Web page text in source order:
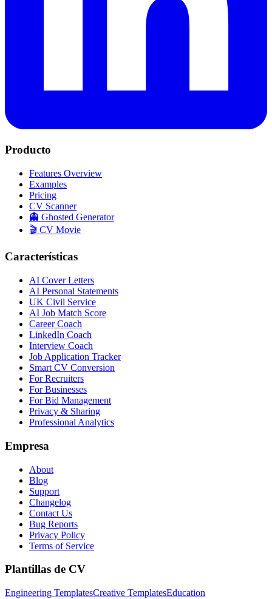
Producto
Features Overview
Examples
Pricing
CV Scanner
👻 Ghosted Generator
🎬 CV Movie
Características
AI Cover Letters
AI Personal Statements
UK Civil Service
AI Job Match Score
Career Coach
LinkedIn Coach
Interview Coach
Job Application Tracker
Smart CV Conversion
For Recruiters
For Businesses
For Bid Management
Privacy & Sharing
Professional Analytics
Empresa
About
Blog
Support
Changelog
Contact Us
Bug Reports
Privacy Policy
Terms of Service
Plantillas de CV
Engineering TemplatesCreative TemplatesEducation